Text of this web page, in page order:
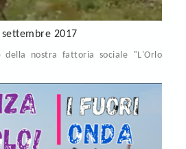
settembre 2017
della nostra fattoria sociale "L'Orlo